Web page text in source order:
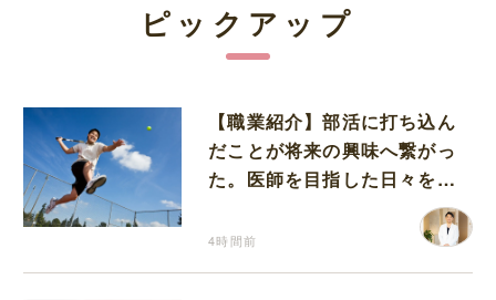
ピックアップ
【職業紹介】部活に打ち込ん
だことが将来の興味へ繋がっ
た。医師を目指した日々を振
4時間前